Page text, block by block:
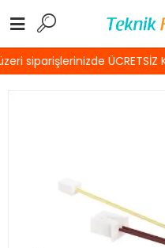
ÜCRETSİZ